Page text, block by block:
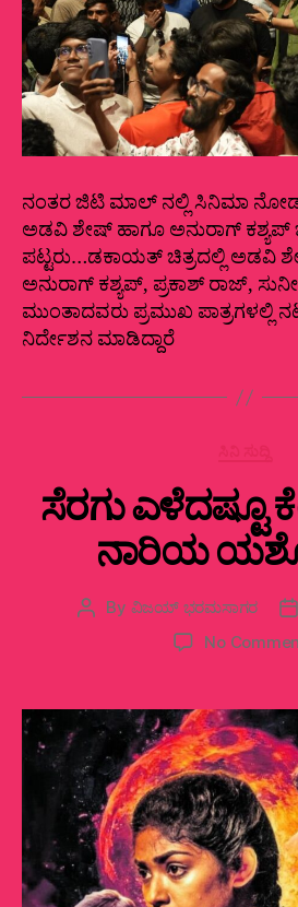
ನಂತರ ಜಿಟಿ ಮಾಲ್‌ ನಲ್ಲಿ ಸಿನಿಮಾ
ಅಡವಿ ಶೇಷ್‌ ಹಾಗೂ ಅನುರಾಗ್‌
ಪಟ್ಟರು…ಡಕಾಯತ್‌ ಚಿತ್ರದಲ್ಲಿ ಅಡವಿ
ಅನುರಾಗ್‍ ಕಶ್ಯಪ್‍, ಪ್ರಕಾಶ್‍ ರಾಜ್‍,
ಮುಂತಾದವರು ಪ್ರಮುಖ ಪಾತ್ರಗಳಲ್ಲಿ
ನಿರ್ದೇಶನ ಮಾಡಿದ್ದಾರೆ
ಸೆರಗು
ನಾರಿಯ
Post
By ವಿಜಯ್‌ ಭರಮಸಾಗರ
No